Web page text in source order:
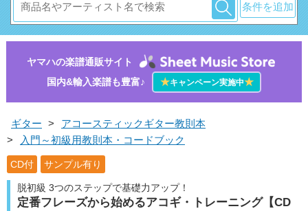
条件を追加
ヤマハの楽譜通販サイト
国内&輸入楽譜も豊富♪
★キャンペーン実施中★
ギター >
アコースティックギター教則本
>
入門～初級用教則本・コードブック
CD付 サンプル有り
脱初級 3つのステップで基礎力アップ！
定番フレーズから始めるアコギ・トレーニング【CD